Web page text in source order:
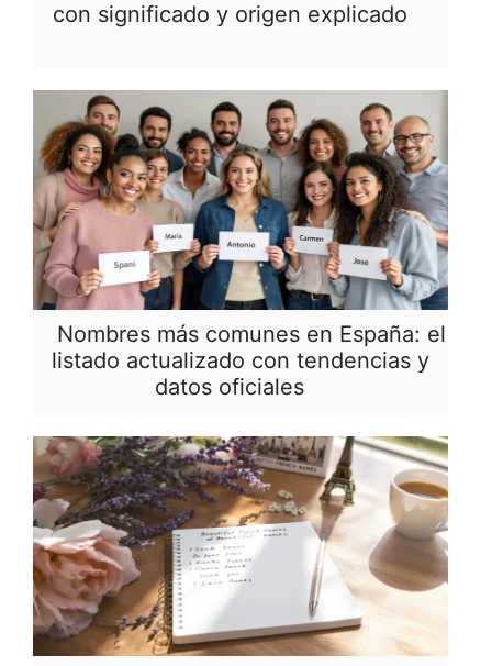
con significado y origen explicado
Nombres más comunes en España: el
listado actualizado con tendencias y
datos oficiales